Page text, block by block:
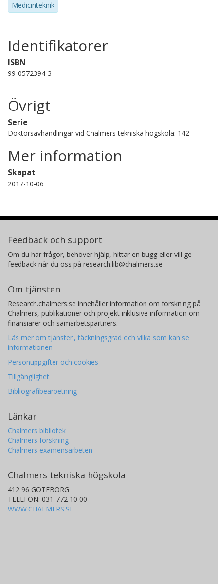
Medicinteknik
Identifikatorer
ISBN
99-0572394-3
Övrigt
Serie
Doktorsavhandlingar vid Chalmers tekniska högskola: 142
Mer information
Skapat
2017-10-06
Feedback och support
Om du har frågor, behöver hjälp, hittar en bugg eller vill ge
feedback når du oss på research.lib@chalmers.se.
Om tjänsten
Research.chalmers.se innehåller information om forskning på
Chalmers, publikationer och projekt inklusive information om
finansiärer och samarbetspartners.
Läs mer om tjänsten, täckningsgrad och vilka som kan se
informationen
Personuppgifter och cookies
Tillgänglighet
Bibliografibearbetning
Länkar
Chalmers bibliotek
Chalmers forskning
Chalmers examensarbeten
Chalmers tekniska högskola
412 96 GÖTEBORG
TELEFON: 031-772 10 00
WWW.CHALMERS.SE